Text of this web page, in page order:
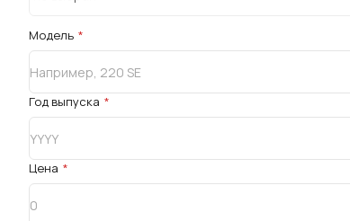
Модель *
Год выпуска *
Цена *